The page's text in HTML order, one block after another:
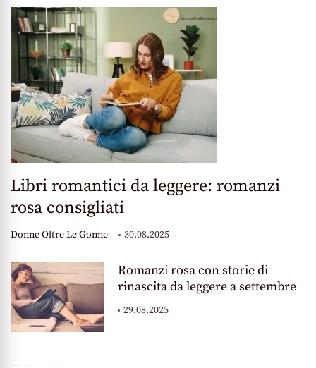
Libri romantici da leggere: romanzi
rosa consigliati
Donne Oltre Le Gonne 30.08.2025
Romanzi rosa con storie di
rinascita da leggere a settembre
29.08.2025